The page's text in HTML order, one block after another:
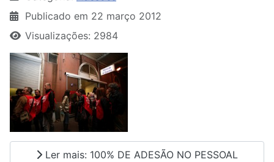
Publicado em 22 março 2012
Visualizações: 2984
Ler mais: 100% DE ADESÃO NO PESSOAL